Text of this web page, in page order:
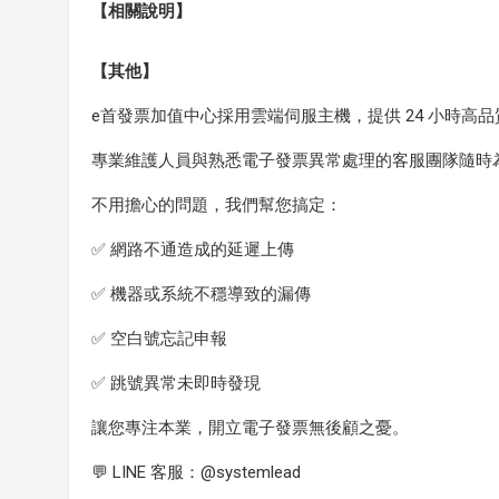
【相關說明】
【其他】
e首發票加值中心採用雲端伺服主機，提供 24 小時高品
專業維護人員與熟悉電子發票異常處理的客服團隊隨時
不用擔心的問題，我們幫您搞定：
✅ 網路不通造成的延遲上傳
✅ 機器或系統不穩導致的漏傳
✅ 空白號忘記申報
✅ 跳號異常未即時發現
讓您專注本業，開立電子發票無後顧之憂。
💬 LINE 客服：@systemlead